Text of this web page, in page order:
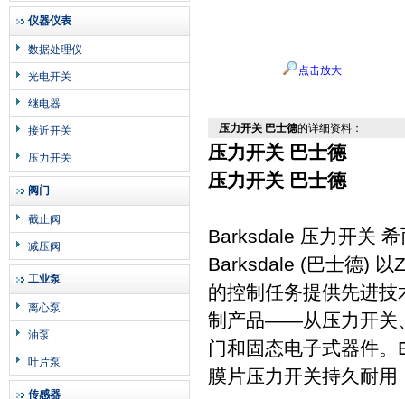
仪器仪表
数据处理仪
光电开关
继电器
接近开关
压力开关
阀门
截止阀
减压阀
工业泵
离心泵
油泵
叶片泵
传感器
点击放大
压力开关 巴士德的详细资料：
压力开关 巴士德
压力开关 巴士德
Barksdale 压力开关
Barksdale (巴士德) 以
的控制任务提供先进
制产品——从压力开关
门和固态电子式器件
膜片压力开关持久耐